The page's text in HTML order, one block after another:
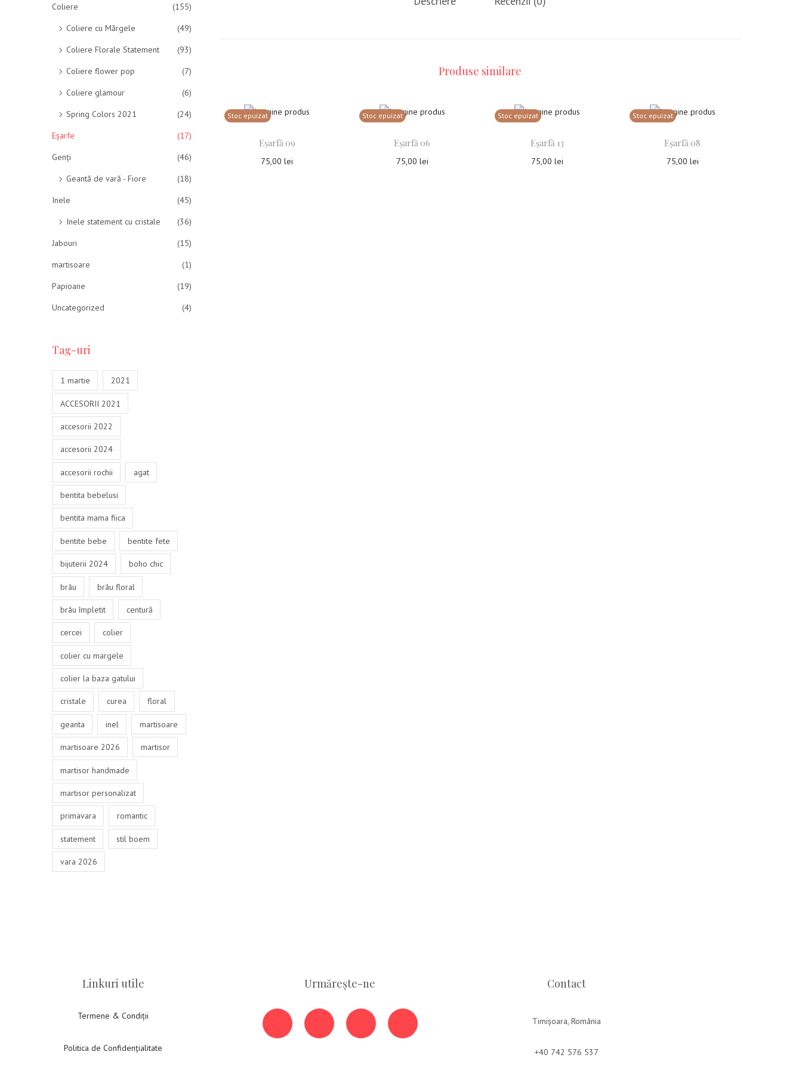
Produse similare
Stoc epuizat
Eșarfă 09
75,00lei
Stoc epuizat
Eșarfă 06
75,00 lei
Stoc epuizat
Eșarfă 13
75,00lei
Stoc epuizat
Eșarfă 08
75,00 lei
Coliere
(155)
Coliere cu Mărgele
(49)
Coliere Florale Statement
(93)
Coliere flower pop
(7)
Coliere glamour
(6)
Spring Colors 2021
(24)
Eșarfe
(17)
Genți
(46)
Geantă de vară - Fiore
(18)
Inele
(45)
Inele statement cu cristale
(36)
Jabouri
(15)
martisoare
(1)
Papioane
(19)
Uncategorized
(4)
Tag-uri
1 martie 2021
ACCESORII 2021
accesorii 2022
accesorii 2024
accesorii rochii agat
bentita bebelusi
bentita mama fiica
bentite bebe bentite fete
bijuterii 2024 boho chic
brâu brâu floral
brâu împletit centură
cercei colier
colier cu margele
colier la baza gatului
cristale curea floral
geanta inel martisoare
martisoare 2026 martisor
martisor handmade
martisor personalizat
primavara romantic
statement stil boem
vara 2026
Linkuri utile
Termene & Condiții
Politica de Confidențialitate
Urmărește-ne Contact
Timișoara, România
+40 742 576 537